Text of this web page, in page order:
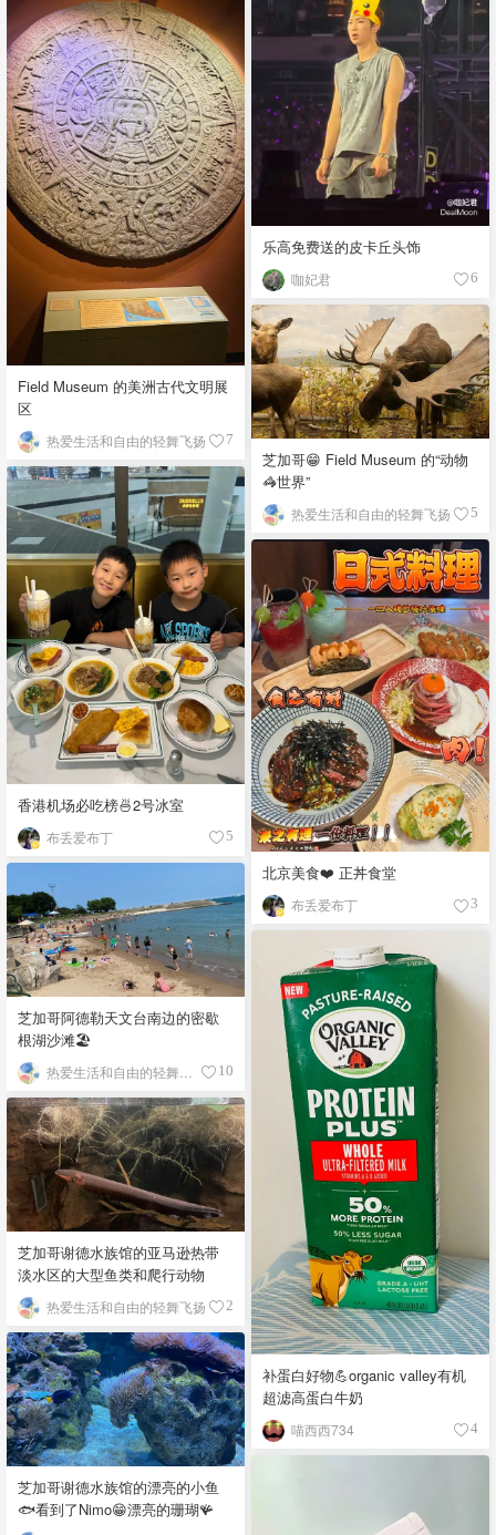
乐高免费送的皮卡丘头饰
咖妃君 6
Field Museum 的美洲古代文明展
区
热爱生活和自由的轻舞飞扬 7
芝加哥😁 Field Museum 的“动物
🦓世界”
热爱生活和自由的轻舞飞扬 5
香港机场必吃榜🍜2号冰室
布丢爱布丁 5
北京美食❤️ 正丼食堂
布丢爱布丁 3
芝加哥阿德勒天文台南边的密歇
根湖沙滩🏖️
10
补蛋白好物💪organic valley有机
超滤高蛋白牛奶
喵西西734 4
芝加哥谢德水族馆的亚马逊热带
淡水区的大型鱼类和爬行动物
热爱生活和自由的轻舞飞扬 2
芝加哥谢德水族馆的漂亮的小鱼
🐟看到了Nimo😁漂亮的珊瑚🪸